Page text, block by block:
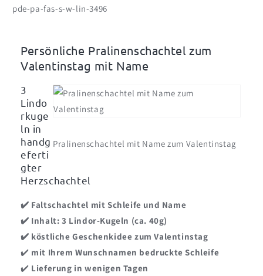
ValentinstagValentinstag
pde-pa-fas-s-w-lin-3496
Persönliche Pralinenschachtel zum
Valentinstag mit Name
Pralinenschachtel mit Name zum Valentinstag
3
Lindo
rkuge
ln in
handg
eferti
gter
Herzschachtel
✔️ Faltschachtel mit Schleife und Name
✔️ Inhalt: 3 Lindor-Kugeln (ca. 40g)
✔️ köstliche Geschenkidee zum Valentinstag
✔️ mit Ihrem Wunschnamen bedruckte Schleife
✔️ Lieferung in wenigen Tagen